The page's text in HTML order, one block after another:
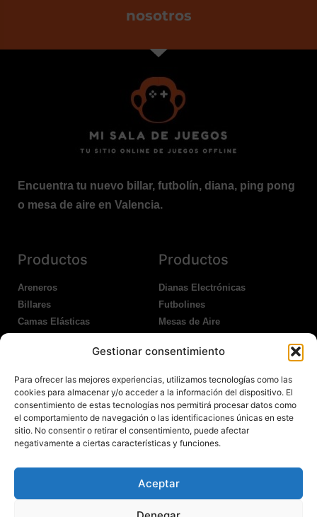
Gestionar consentimiento
Para ofrecer las mejores experiencias, utilizamos tecnologías como las
cookies para almacenar y/o acceder a la información del dispositivo. El
consentimiento de estas tecnologías nos permitirá procesar datos como
el comportamiento de navegación o las identificaciones únicas en este
sitio. No consentir o retirar el consentimiento, puede afectar
negativamente a ciertas características y funciones.
Aceptar
nosotros
Encuentra tu nuevo billar, futbolín, diana, ping pong
o mesa de aire en Valencia.
Productos
Areneros
Billares
Camas Elásticas
Productos
Dianas Electrónicas
Futbolines
Mesas de Aire
Ping Pong Exterior
Nosotros
Atención al Cliente
Garantías
Contacto
Política Devoluciones
Legales
Aviso Legal
Política de Privacidad
Política de Cookies
Polítíca de RRSS